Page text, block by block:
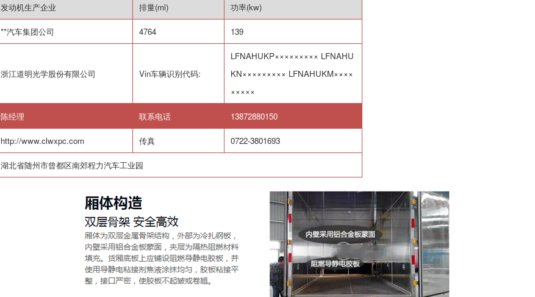
发动机生产企业 排量(ml) 功率(kw)
**汽车集团公司 4764 139
浙江道明光学股份有限公司 Vin车辆识别代码:
LFNAHUKP××××××××× LFNAHU
KN××××××××× LFNAHUKM××××
×××××
陈经理 联系电话 13872880150
http://www.clwxpc.com 传真 0722-3801693
湖北省随州市曾都区南郊程力汽车工业园